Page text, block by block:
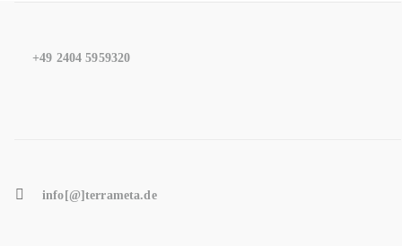
content
+49 2404 5959320
info[@]terrameta.de